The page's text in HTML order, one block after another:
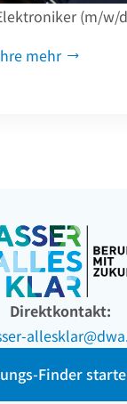
(m/w/
mehr
Direktkontakt:
Finder